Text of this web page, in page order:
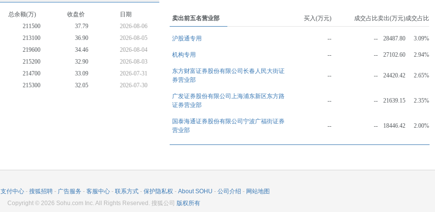
(TTM)
总余额(万) 收盘价
日期
211500 37.79
2026-08-06
213100 36.90
2026-08-05
219600 34.46
2026-08-04
215200 32.90
2026-08-03
214700 33.09
2026-07-31
215300 32.05
2026-07-30
卖出前五名营业部 买入(万元) 成交占比卖出(万元)成交占比
沪股通专用 -- -- 28487.80 3.09%
机构专用 -- -- 27102.60 2.94%
东方财富证券股份有限公司长春人民大街证
券营业部
-- -- 24420.42 2.65%
广发证券股份有限公司上海浦东新区东方路
证券营业部
-- -- 21639.15 2.35%
国泰海通证券股份有限公司宁波广福街证券
营业部
-- -- 18446.42 2.00%
支付中心 - 搜狐招聘 - 广告服务 - 客服中心 - 联系方式 - 保护隐私权 - About SOHU - 公司介绍 - 网站地图
Copyright © 2026 Sohu.com Inc. All Rights Reserved. 搜狐公司 版权所有